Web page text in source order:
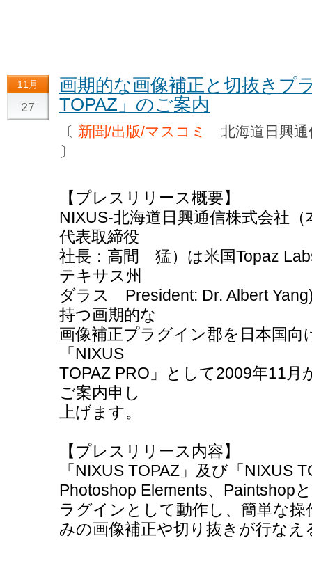
11月
27
画期的な画像補正と切抜きプ
TOPAZ」のご案内
〔 新聞/出版/マスコミ
北海道日興
〕
【プレスリリース概要】
NIXUS-北海道日興通信株式会社
代表取締役
社長：高間 猛）は米国Topaz
テキサス州
ダラス President: Dr. Albert
持つ画期的な
画像補正プラグイン郡を日本国向
「NIXUS
TOPAZ PRO」として2009年11
ご案内申し
上げます。
【プレスリリース内容】
「NIXUS TOPAZ」及び「NIXUS
Photoshop Elements、Paintshop
ラグインとして動作し、簡単な
みの画像補正や切り抜きが行な